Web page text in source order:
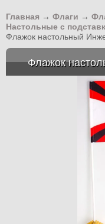
Главная → Флаги →
Настольные с
Флажок настольный
Флажок